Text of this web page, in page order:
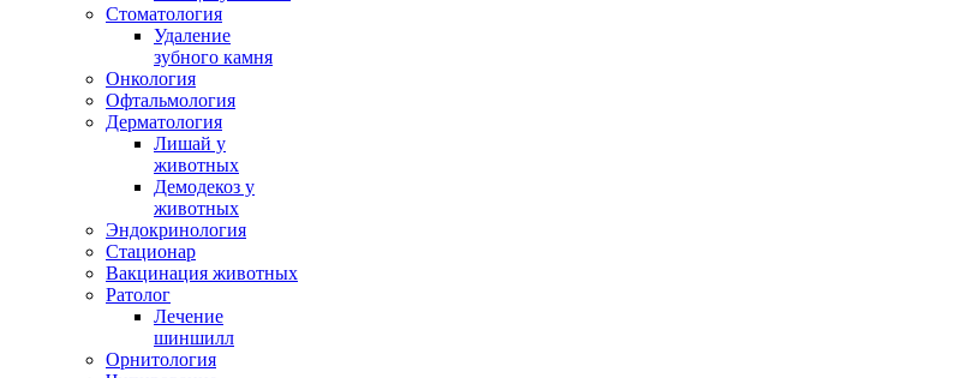
Стоматология
Удаление
зубного камня
Онкология
Офтальмология
Дерматология
Лишай у
животных
Демодекоз у
животных
Эндокринология
Стационар
Вакцинация животных
Ратолог
Лечение
шиншилл
Орнитология